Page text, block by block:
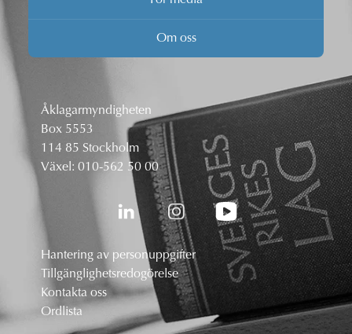
Om oss
Åklagarmyndigheten
Box 5553
114 85 Stockholm
Växel: 010-562 50 00
Hantering av personuppgifter
Tillgänglighetsredogörelse
Kontakta oss
Ordlista